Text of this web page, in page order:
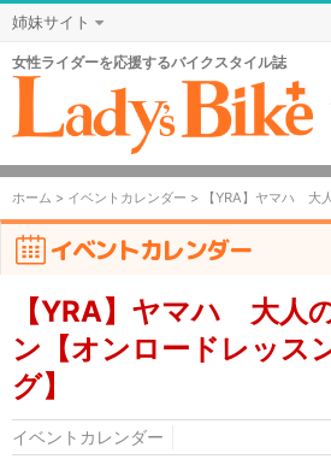
姉妹サイト
女性ライダーを応援するバイクスタイル誌
ホーム > イベントカレンダー > 【YRA】ヤマハ 大人のバイク
イベントカレンダー
【YRA】ヤマハ 大人
ン【オンロードレッス
グ】
イベントカレンダー